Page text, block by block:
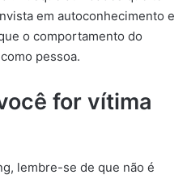
em autoconhecimento e
o comportamento do
pessoa.
for vítima
lembre-se de que não é